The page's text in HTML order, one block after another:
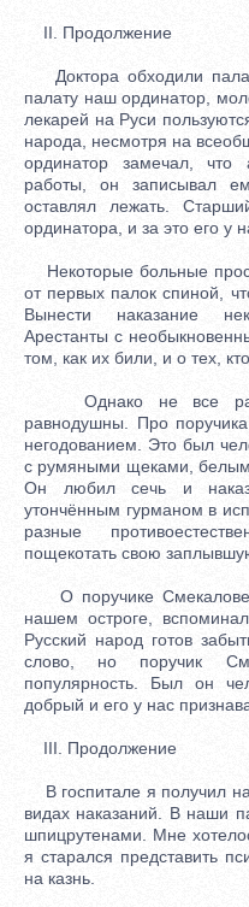
II. Продолжение
Доктора обходили
палату наш ординатор,
лекарей на Руси
народа, несмотря на
ординатор замечал, что
работы, он записывал
оставлял лежать.
ординатора, и за это его у
Некоторые больные
от первых палок спиной,
Вынести наказание
Арестанты с
том, как их били, и о тех,
Однако не все
равнодушны. Про
негодованием. Это был
с румяными щеками,
Он любил сечь и
утончённым гурманом в
разные
пощекотать свою
О поручике
нашем остроге,
Русский народ готов
слово, но поручик
популярность. Был он
добрый и его у нас
III. Продолжение
В госпитале я получил
видах наказаний. В наши
шпицрутенами. Мне
я старался представить
на казнь.